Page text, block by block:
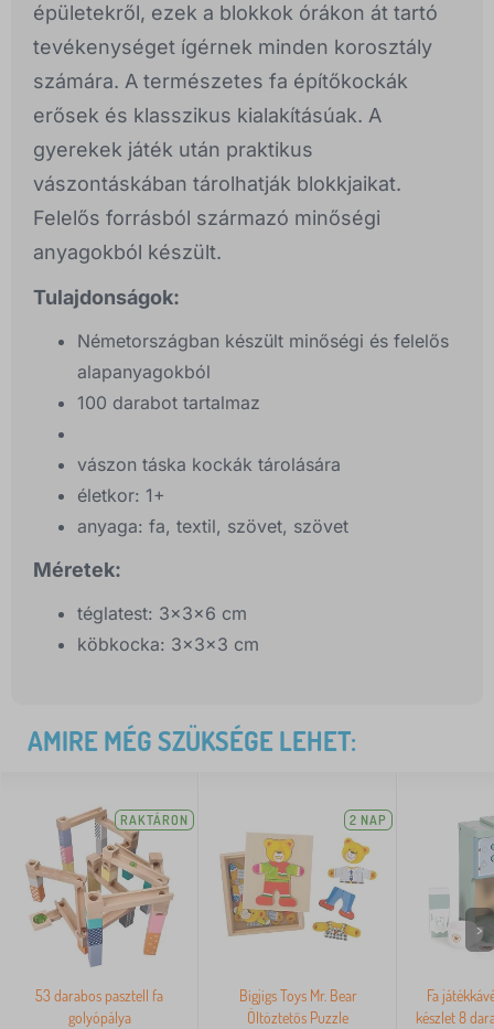
épületekről, ezek a blokkok órákon át tartó
tevékenységet ígérnek minden korosztály
számára. A természetes fa építőkockák
erősek és klasszikus kialakításúak. A
gyerekek játék után praktikus
vászontáskában tárolhatják blokkjaikat.
Felelős forrásból származó minőségi
anyagokból készült.
Tulajdonságok:
Németországban készült minőségi és felelős
alapanyagokból
100 darabot tartalmaz
vászon táska kockák tárolására
életkor: 1+
anyaga: fa, textil, szövet, szövet
Méretek:
téglatest: 3x3x6 cm
köbkocka: 3x3x3 cm
AMIRE MÉG SZÜKSÉGE LEHET:
RAKTÁRON
53 darabos pasztell fa
golyópálya
2 NAP
Bigjigs Toys Mr. Bear
Öltöztetős Puzzle
Fa
készlet 8
>